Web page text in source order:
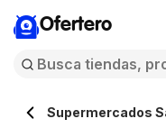
Ofertero
Supermercados